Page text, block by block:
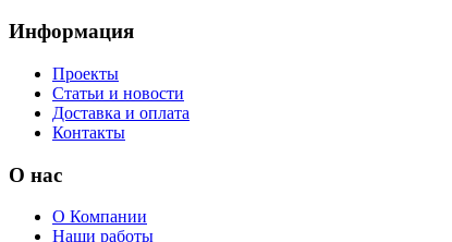
Информация
Проекты
Статьи и новости
Доставка и оплата
Контакты
О нас
О Компании
Наши работы